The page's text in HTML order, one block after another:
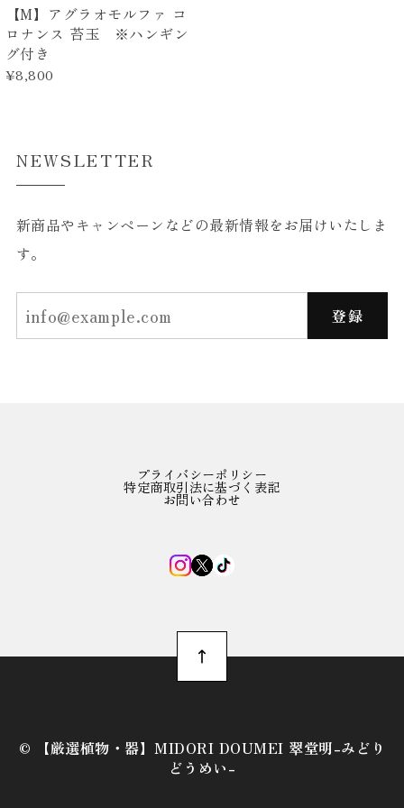
【M】アグラオモルファ コ
ロナンス 苔玉 ※ハンギン
グ付き
¥8,800
NEWSLETTER
新商品やキャンペーンなどの最新情報をお届けいたしま
す。
登録
プライバシーポリシー
特定商取引法に基づく表記
お問い合わせ
©︎ 【厳選植物・器】MIDORI DOUMEI 翠堂明-みどり
どうめい-